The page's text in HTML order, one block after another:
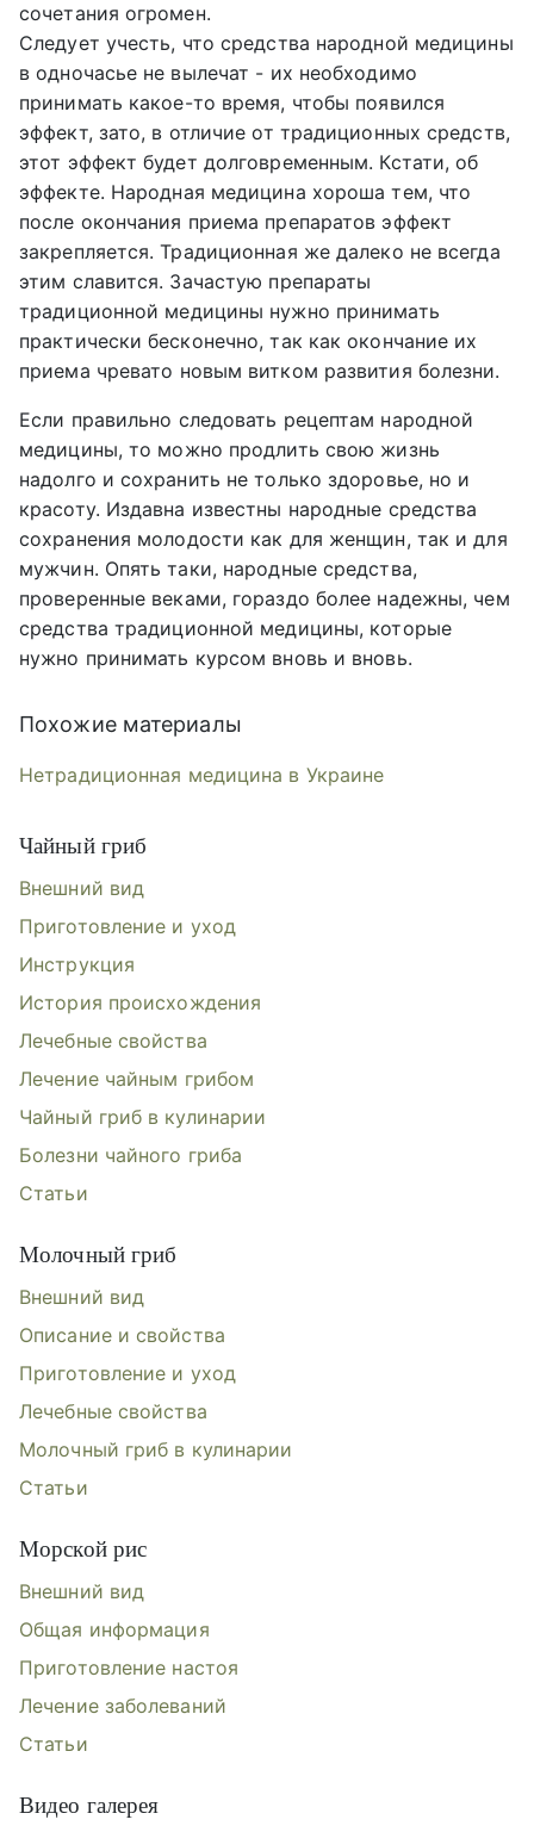
сочетания огромен.
Следует учесть, что средства народной медицины
в одночасье не вылечат - их необходимо
принимать какое-то время, чтобы появился
эффект, зато, в отличие от традиционных средств,
этот эффект будет долговременным. Кстати, об
эффекте. Народная медицина хороша тем, что
после окончания приема препаратов эффект
закрепляется. Традиционная же далеко не всегда
этим славится. Зачастую препараты
традиционной медицины нужно принимать
практически бесконечно, так как окончание их
приема чревато новым витком развития болезни.
Если правильно следовать рецептам народной
медицины, то можно продлить свою жизнь
надолго и сохранить не только здоровье, но и
красоту. Издавна известны народные средства
сохранения молодости как для женщин, так и для
мужчин. Опять таки, народные средства,
проверенные веками, гораздо более надежны, чем
средства традиционной медицины, которые
нужно принимать курсом вновь и вновь.
Похожие материалы
Нетрадиционная медицина в Украине
Чайный гриб
Внешний вид
Приготовление и уход
Инструкция
История происхождения
Лечебные свойства
Лечение чайным грибом
Чайный гриб в кулинарии
Болезни чайного гриба
Статьи
Молочный гриб
Внешний вид
Описание и свойства
Приготовление и уход
Лечебные свойства
Молочный гриб в кулинарии
Статьи
Морской рис
Внешний вид
Общая информация
Приготовление настоя
Лечение заболеваний
Статьи
Видео галерея